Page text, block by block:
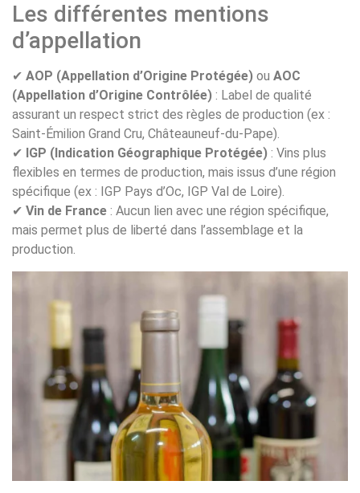
Les différentes mentions
d’appellation
✔ AOP (Appellation d’Origine Protégée) ou AOC
(Appellation d’Origine Contrôlée) : Label de qualité
assurant un respect strict des règles de production (ex :
Saint-Émilion Grand Cru, Châteauneuf-du-Pape).
✔ IGP (Indication Géographique Protégée) : Vins plus
flexibles en termes de production, mais issus d’une région
spécifique (ex : IGP Pays d’Oc, IGP Val de Loire).
✔ Vin de France : Aucun lien avec une région spécifique,
mais permet plus de liberté dans l’assemblage et la
production.